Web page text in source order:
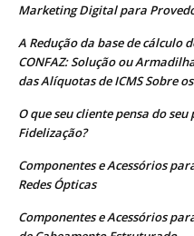
Marketing Digital para
A Redução da base de cálculo
CONFAZ: Solução ou
das Alíquotas de ICMS Sobre
O que seu cliente pensa do
Fidelização?
Componentes e Acessórios
Redes Ópticas
Componentes e Acessórios